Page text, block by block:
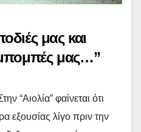
μας και
μας…”
“Αιολία” φαίνεται ότι
εξουσίας λίγο πριν την